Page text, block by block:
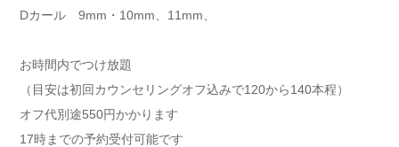
Dカール 9mm・10mm、11mm、
お時間内でつけ放題
（目安は初回カウンセリングオフ込みで120から140本程）
オフ代別途550円かかります
17時までの予約受付可能です